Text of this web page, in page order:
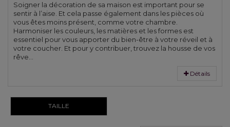
Soigner la décoration de sa maison est important pour se
sentir à l’aise. Et cela passe également dans les pièces où
vous êtes moins présent, comme votre chambre.
Harmoniser les couleurs, les matières et les formes est
essentiel pour vous apporter du bien-être à votre réveil et à
votre coucher. Et pour y contribuer, trouvez la housse de vos
rêve...
Détails
TAILLE